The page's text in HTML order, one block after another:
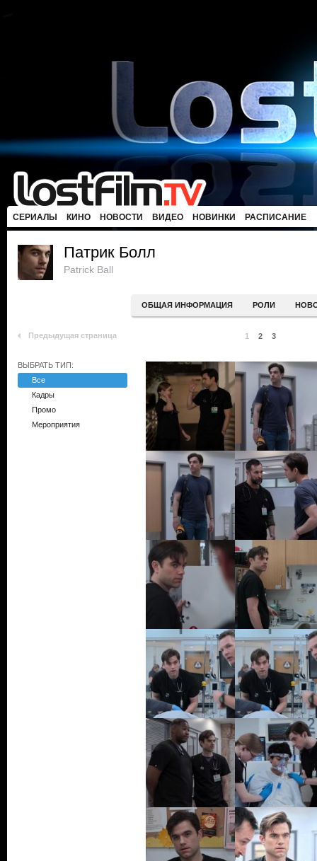
СЕРИАЛЫ КИНО НОВОСТИ ВИДЕО НОВИНКИ РАСПИСАНИЕ
Патрик Болл
Patrick Ball
ОБЩАЯ ИНФОРМАЦИЯ РОЛИ
Предыдущая страница 1 2 3
ВЫБРАТЬ ТИП:
Все
Кадры
Промо
Мероприятия